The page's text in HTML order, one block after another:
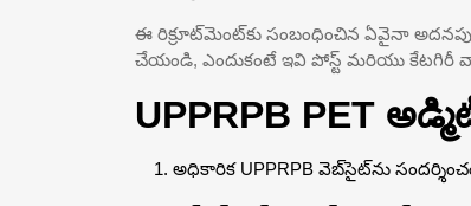
ఈ రిక్రూట్‌మెంట్‌కు సంబంధించిన ఏవైనా
చేయండి, ఎందుకంటే ఇవి పోస్ట్ మరియు కేటగిరీ
UPPRPB PET
అధికారిక UPPRPB వెబ్‌సైట్‌ను